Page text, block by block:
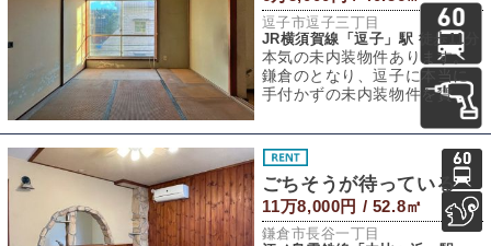
逗子市逗子三丁目
JR横須賀線「逗子」駅 徒歩11分
本気の未内装物件あります。
鎌倉のとなり、逗子に本当に
手付かずの未内装物件を賃貸
募集してみることになりまし
た。ここまで本気
ごちそうが待っている
11万8,000円 / 52.8㎡
鎌倉市長谷一丁目